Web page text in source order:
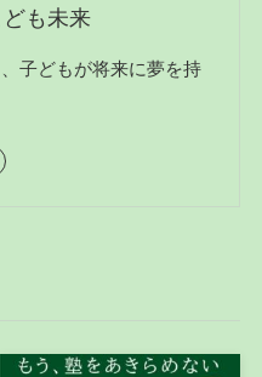
も未来
子どもが将来に夢を持